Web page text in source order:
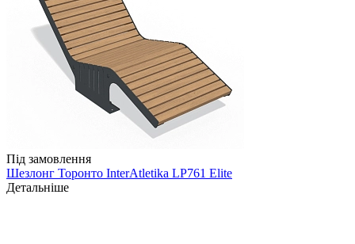
Під замовлення
Шезлонг Торонто InterAtletika LP761 Elite
Детальніше